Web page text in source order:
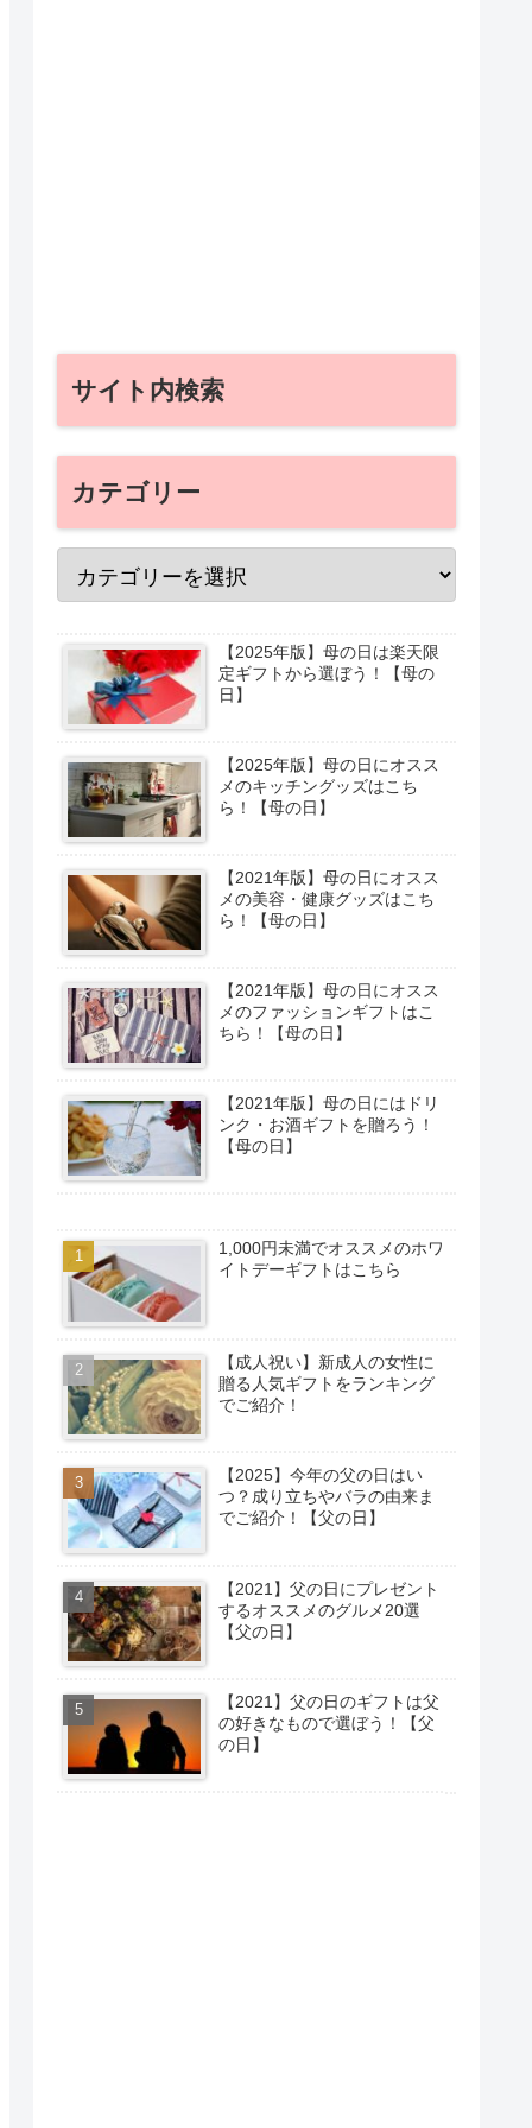
サイト内検索
カテゴリー
【2025年版】母の日は楽天限
定ギフトから選ぼう！【母の
日】
【2025年版】母の日にオスス
メのキッチングッズはこち
ら！【母の日】
【2021年版】母の日にオスス
メの美容・健康グッズはこち
ら！【母の日】
【2021年版】母の日にオスス
メのファッションギフトはこ
ちら！【母の日】
【2021年版】母の日にはドリ
ンク・お酒ギフトを贈ろう！
【母の日】
1,000円未満でオススメのホワ
イトデーギフトはこちら
【成人祝い】新成人の女性に
贈る人気ギフトをランキング
でご紹介！
【2025】今年の父の日はい
つ？成り立ちやバラの由来ま
でご紹介！【父の日】
【2021】父の日にプレゼント
するオススメのグルメ20選
【父の日】
【2021】父の日のギフトは父
の好きなもので選ぼう！【父
の日】